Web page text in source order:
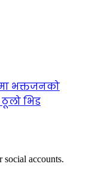
भक्तजनको
भिड
social accounts.